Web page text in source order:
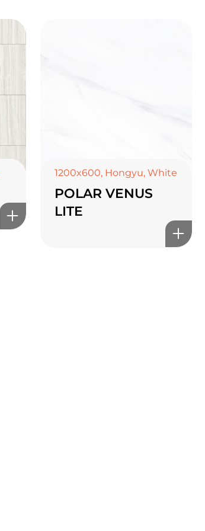
1200x600, Hongyu, White
POLAR VENUS
LITE